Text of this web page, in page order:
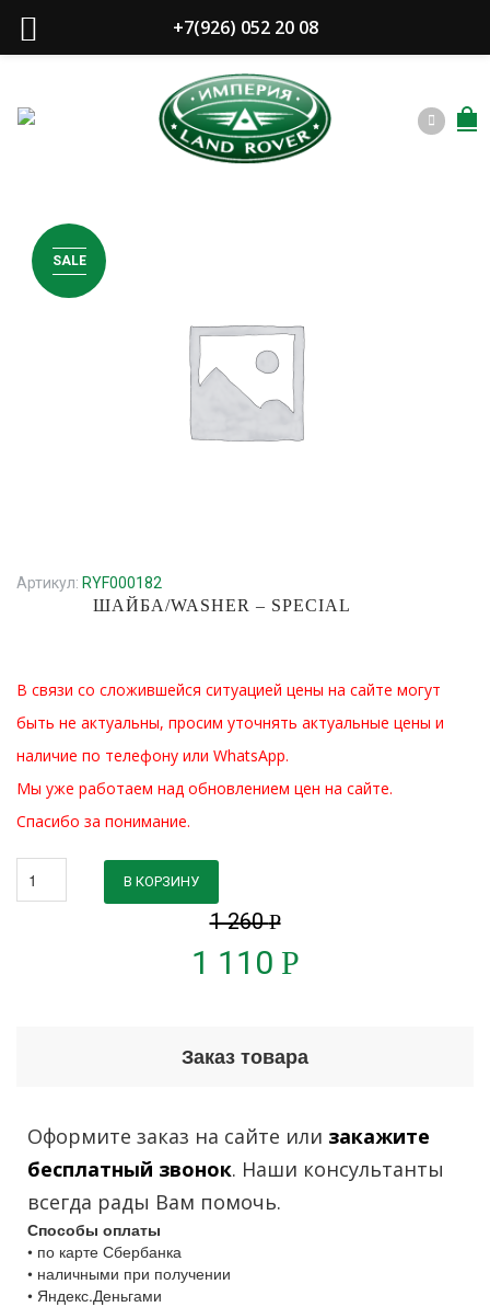
SALE
ШАЙБА/WASHER – SPECIAL
В связи со сложившейся ситуацией цены на сайте могут
быть не актуальны, просим уточнять актуальные цены и
наличие по телефону или WhatsApp.
Мы уже работаем над обновлением цен на сайте.
Спасибо за понимание.
1 260Р
1 110 Р
В КОРЗИНУ
Артикул: RYF000182
Заказ товара
Оформите заказ на сайте или закажите
бесплатный звонок. Наши консультанты
всегда рады Вам помочь.
Способы оплаты
• по карте Сбербанка
• наличными при получении
• Яндекс.Деньгами
+7(926) 052 20 08